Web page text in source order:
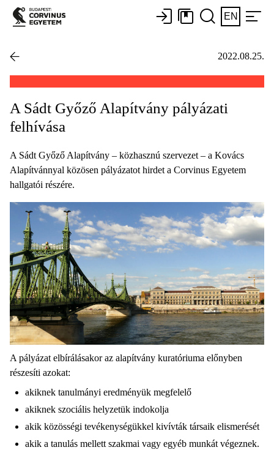
EN
2022.08.25.
A Sádt Győző Alapítvány pályázati
felhívása
A Sádt Győző Alapítvány – közhasznú szervezet – a Kovács
Alapítvánnyal közösen pályázatot hirdet a Corvinus Egyetem
hallgatói részére.
A pályázat elbírálásakor az alapítvány kuratóriuma előnyben
részesíti azokat:
akiknek tanulmányi eredményük megfelelő
akiknek szociális helyzetük indokolja
akik közösségi tevékenységükkel kivívták társaik elismerését
akik a tanulás mellett szakmai vagy egyéb munkát végeznek.